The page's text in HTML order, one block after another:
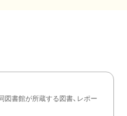
書館が所蔵する図書、レポー